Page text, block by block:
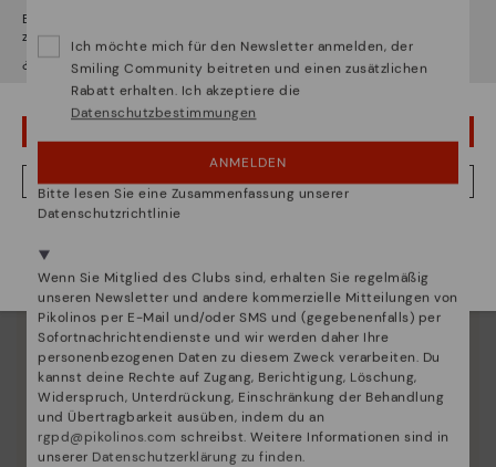
Es scheint, dass Sie sich in
zugreifen werden.
¿Möchten Sie auf die Website vonUsagehen?
Ich möchte mich für den Newsletter anmelden, der
Smiling Community beitreten und einen zusätzlichen
Rabatt erhalten. Ich akzeptiere die
Datenschutzbestimmungen
ANMELDEN
Bitte lesen Sie eine Zusammenfassung unserer
Datenschutzrichtlinie
Wenn Sie Mitglied des Clubs sind, erhalten Sie regelmäßig
unseren Newsletter und andere kommerzielle Mitteilungen von
Pikolinos per E-Mail und/oder SMS und (gegebenenfalls) per
Sofortnachrichtendienste und wir werden daher Ihre
personenbezogenen Daten zu diesem Zweck verarbeiten. Du
kannst deine Rechte auf Zugang, Berichtigung, Löschung,
Widerspruch, Unterdrückung, Einschränkung der Behandlung
und Übertragbarkeit ausüben, indem du an
rgpd@pikolinos.com schreibst. Weitere Informationen sind in
unserer Datenschutzerklärung zu finden.